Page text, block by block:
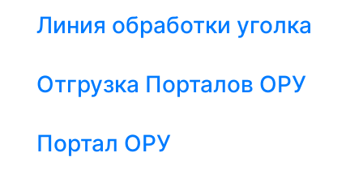
Линия обработки уголка
Отгрузка Порталов ОРУ
Портал ОРУ